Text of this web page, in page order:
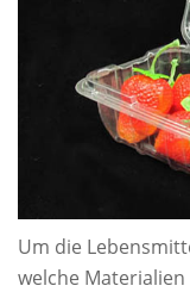
Um die
welche